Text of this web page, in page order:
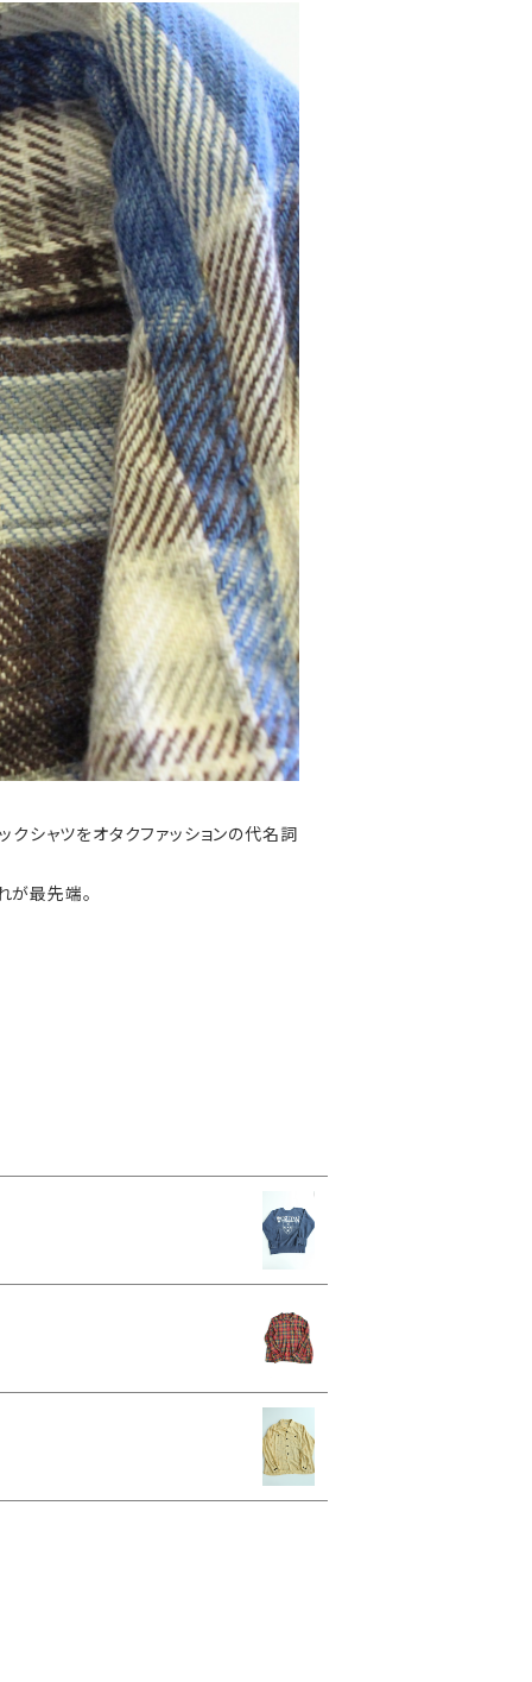
クシャツをオタクファッションの代名詞
が最先端。